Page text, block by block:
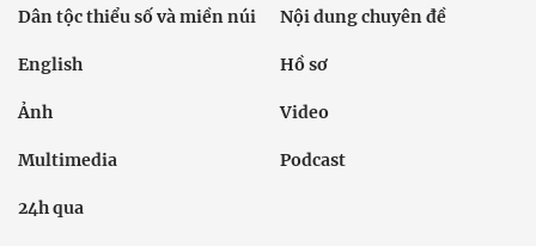
Dân tộc thiểu số và miền núi Nội dung chuyên đề
English Hồ sơ
Ảnh Video
Multimedia Podcast
24h qua